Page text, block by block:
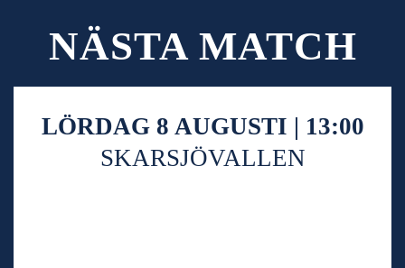
NÄSTA MATCH
LÖRDAG 8 AUGUSTI | 13:00
SKARSJÖVALLEN